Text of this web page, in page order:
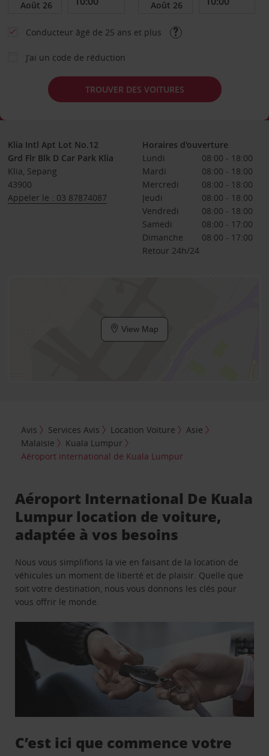
Conducteur âgé de 25 ans et plus
J’ai un code de réduction
TROUVER DES VOITURES
Klia Intl Apt Lot No.12
Grd Flr Blk D Car Park Klia
Klia, Sepang
43900
Appeler le : 03 87874087
Horaires d'ouverture
Lundi
08:00 - 18:00
Mardi
08:00 - 18:00
Mercredi
08:00 - 18:00
Jeudi
08:00 - 18:00
Vendredi
08:00 - 18:00
Samedi
08:00 - 17:00
Dimanche
08:00 - 17:00
Retour 24h/24
View Map
Avis Services Avis Location Voiture
Asie
Malaisie
Kuala Lumpur
Aéroport international de Kuala Lumpur
Aéroport International De Kuala
Lumpur location de voiture,
adaptée à vos besoins
Nous vous simplifions la vie en faisant de la location de
véhicules un moment de liberté et de plaisir. Quelle que
soit votre destination, nous vous donnons les clés pour
vous offrir le monde.
C’est ici que commence votre